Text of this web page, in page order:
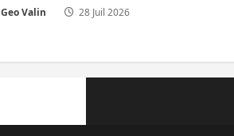
Geo Valin 28 Juil 2026